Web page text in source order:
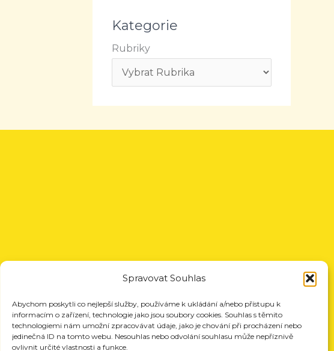
Spravovat Souhlas
Abychom poskytli co nejlepší služby, používáme k ukládání a/nebo přístupu k
informacím o zařízení, technologie jako jsou soubory cookies. Souhlas s těmito
technologiemi nám umožní zpracovávat údaje, jako je chování při procházení nebo
jedinečná ID na tomto webu. Nesouhlas nebo odvolání souhlasu může nepříznivě
ovlivnit určité vlastnosti a funkce.
Kategorie
Rubriky